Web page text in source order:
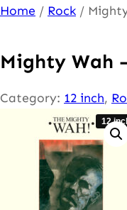
Ga
de
inhoud
Home / Rock /
Mighty Wah
Category: 12 inch,
12